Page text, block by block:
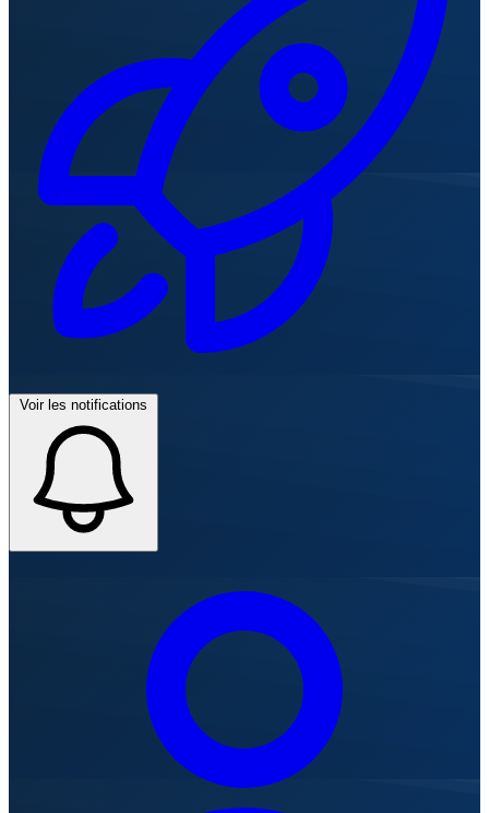
Voir les notifications